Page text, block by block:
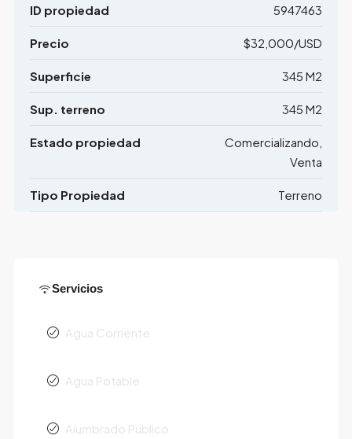
ID propiedad 5947463
Precio $32,000/USD
Superficie 345 M2
Sup. terreno 345 M2
Estado propiedad
Comercializando,
Venta
Tipo Propiedad Terreno
Servicios
Agua Corriente
Agua Potable
Alumbrado Público